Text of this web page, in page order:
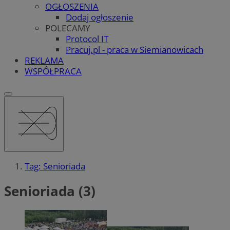
OGŁOSZENIA
Dodaj ogłoszenie
POLECAMY
Protocol IT
Pracuj.pl - praca w Siemianowicach
REKLAMA
WSPÓŁPRACA
Tag: Senioriada
Senioriada (3)